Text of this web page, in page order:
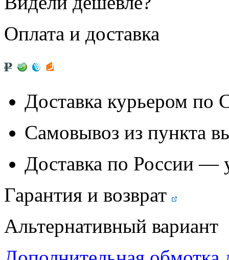
Оплата и доставка
Доставка курьером
Самовывоз из пункта
Доставка по России —
Гарантия и возврат
Альтернативный вариант